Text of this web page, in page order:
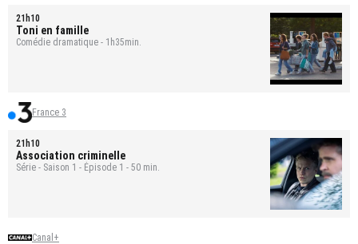
21h10
Toni en famille
Comédie dramatique - 1h35min.
France 3
21h10
Association criminelle
Série - Saison 1 - Épisode 1 - 50 min.
Canal+